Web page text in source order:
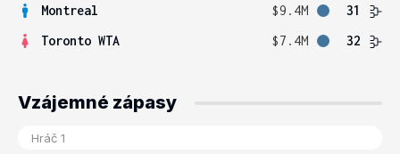
Montreal $9.4M
31
Toronto WTA
$7.4M 32
Vzájemné zápasy